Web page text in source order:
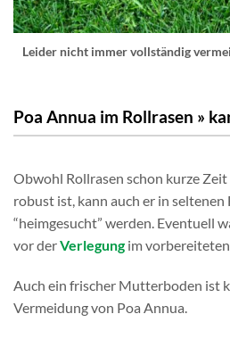
Leider nicht immer vollständig
Poa Annua im Rollrasen »
Obwohl Rollrasen schon kurze
robust ist, kann auch er in seltenen
“heimgesucht” werden. Eventuell
vor derVerlegungim vorbereiteten
Auch ein frischer Mutterboden ist
Vermeidung von Poa Annua.